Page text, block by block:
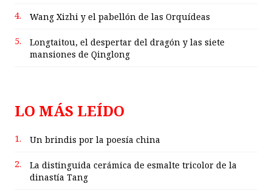
4. Wang Xizhi y el pabellón de las Orquídeas
5.
Longtaitou, el despertar del dragón y las siete
mansiones de Qinglong
LO MÁS LEÍDO
1. Un brindis por la poesía china
2.
La distinguida cerámica de esmalte tricolor de la
dinastía Tang